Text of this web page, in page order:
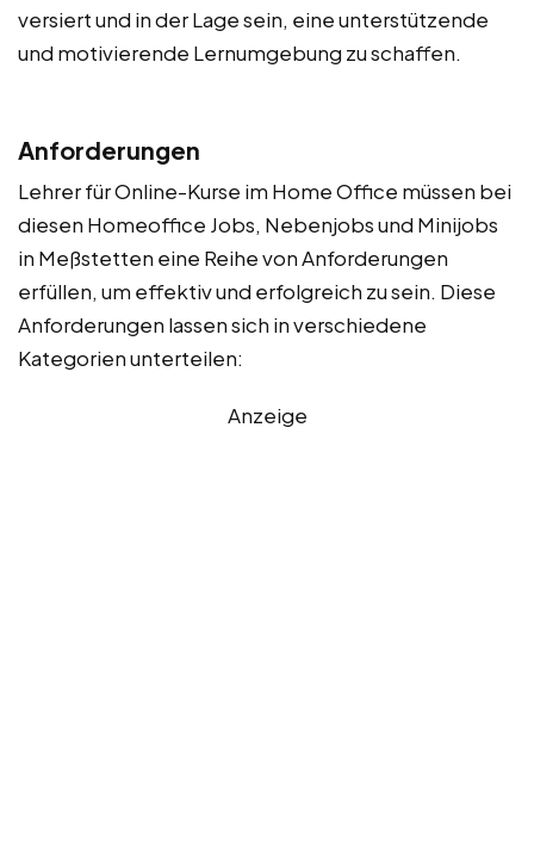
versiert und in der Lage sein, eine unterstützende
und motivierende Lernumgebung zu schaffen.
Anforderungen
Lehrer für Online-Kurse im Home Office müssen bei
diesen Homeoffice Jobs, Nebenjobs und Minijobs
in Meßstetten eine Reihe von Anforderungen
erfüllen, um effektiv und erfolgreich zu sein. Diese
Anforderungen lassen sich in verschiedene
Kategorien unterteilen:
Anzeige